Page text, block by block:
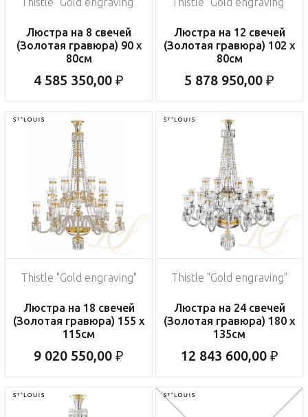
Люстра на 8 свечей
(Золотая гравюра) 90 x
80см
4 585 350,00 ₽
Люстра на 12 свечей
(Золотая гравюра) 102 x
80см
5 878 950,00 ₽
Thistle "Gold engraving"
Люстра на 18 свечей
(Золотая гравюра) 155 x
115см
9 020 550,00 ₽
Thistle "Gold engraving"
Люстра на 24 свечей
(Золотая гравюра) 180 x
135см
12 843 600,00 ₽